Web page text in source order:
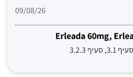
09/08/26
Erleada 60mg,